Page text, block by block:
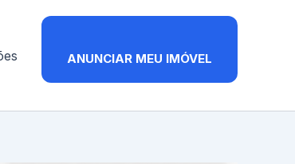
ANUNCIAR MEU IMÓVEL